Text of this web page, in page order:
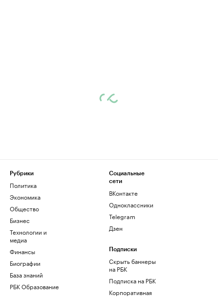
Рубрики
Политика
Экономика
Общество
Бизнес
Технологии и
медиа
Финансы
Биографии
База знаний
РБК Образование
Социальные
сети
ВКонтакте
Одноклассники
Telegram
Дзен
Подписки
Скрыть баннеры
на РБК
Подписка на РБК
Корпоративная